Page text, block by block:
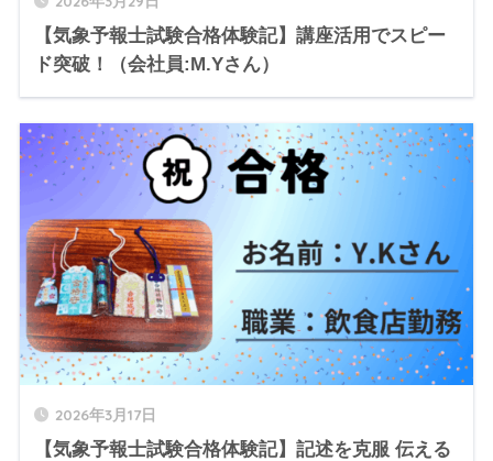
【気象予報士試験合格体験記】講座活用でスピー
ド突破！（会社員:M.Yさん）
2026年3月17日
【気象予報士試験合格体験記】記述を克服 伝える